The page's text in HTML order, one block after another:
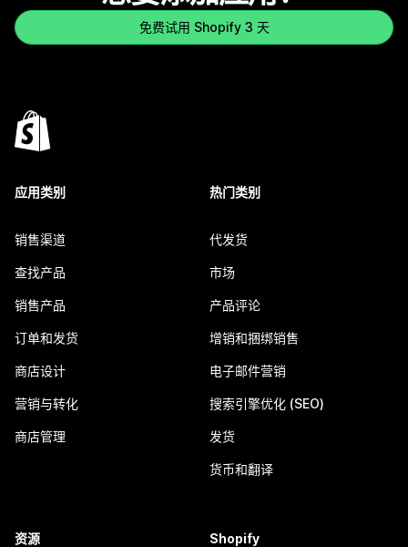
免费试用 Shopify 3 天
应用类别
销售渠道
查找产品
销售产品
订单和发货
商店设计
营销与转化
商店管理
热门类别
代发货
市场
产品评论
增销和捆绑销售
电子邮件营销
搜索引擎优化 (SEO)
发货
货币和翻译
资源 Shopify